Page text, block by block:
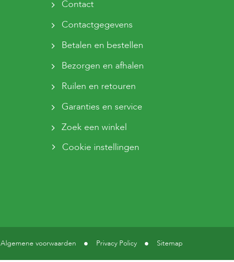
Contact
Contactgegevens
Betalen en bestellen
Bezorgen en afhalen
Ruilen en retouren
Garanties en service
Zoek een winkel
Cookie instellingen
Algemene voorwaarden Privacy Policy Sitemap